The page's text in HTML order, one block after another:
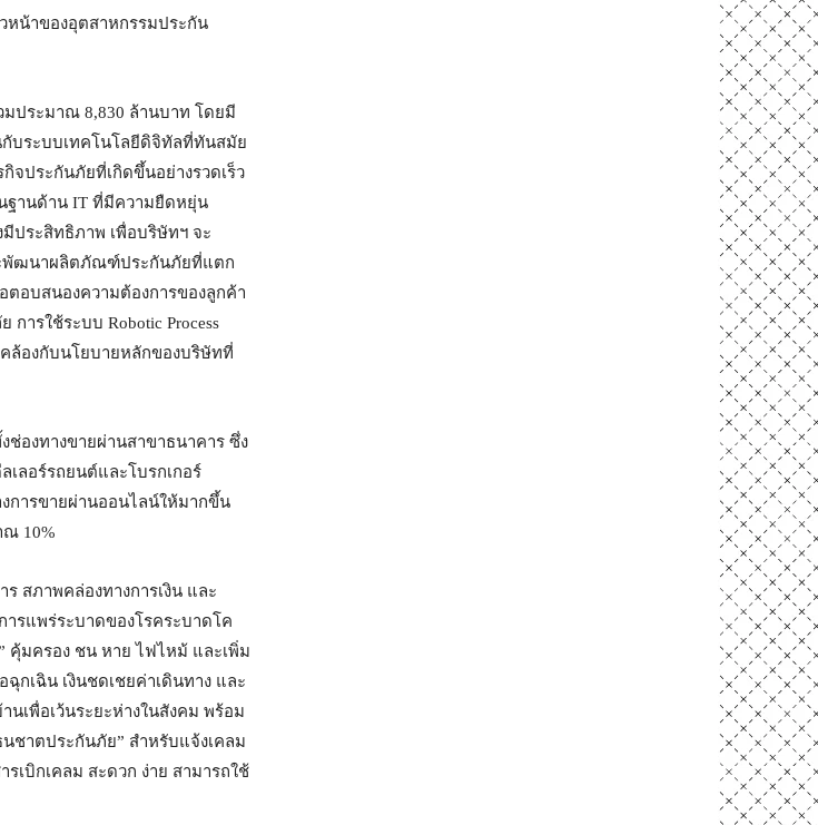
หน้าของอุตสาหกรรมประกัน
มประมาณ 8,830 ล้านบาท โดยมี
กับระบบเทคโนโลยีดิจิทัลที่ทันสมัย
จประกันภัยที่เกิดขึ้นอย่างรวดเร็ว
ฐานด้าน IT ที่มีความยืดหยุ่น
ประสิทธิภาพ เพื่อบริษัทฯ จะ
ะพัฒนาผลิตภัณฑ์ประกันภัยที่แตก
ตอบสนองความต้องการของลูกค้า
ารใช้ระบบ Robotic Process
ล้องกับนโยบายหลักของบริษัทที่
ช่องทางขายผ่านสาขาธนาคาร ซึ่ง
ลอร์รถยนต์และโบรกเกอร์
การขายผ่านออนไลน์ให้มากขึ้น
ณ 10%
ภาพคล่องทางการเงิน และ
รแพร่ระบาดของโรคระบาดโค
คุ้มครอง ชน หาย ไฟไหม้ และเพิ่ม
กเฉิน เงินชดเชยค่าเดินทาง และ
เพื่อเว้นระยะห่างในสังคม พร้อม
นชาตประกันภัย” สำหรับแจ้งเคลม
เบิกเคลม สะดวก ง่าย สามารถใช้